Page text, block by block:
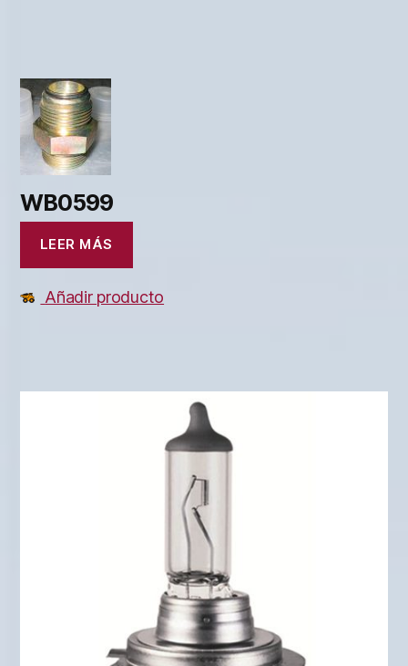
WB0599
LEER MÁS
Añadir producto